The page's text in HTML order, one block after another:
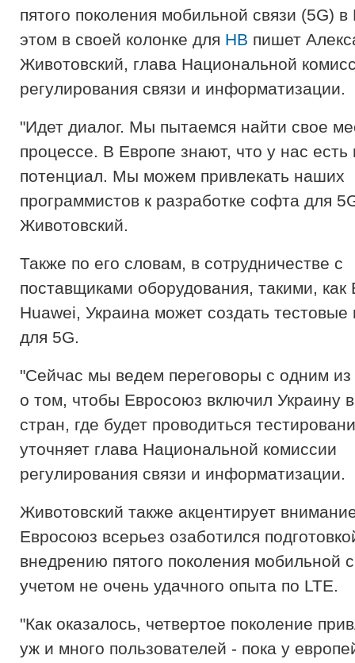
пятого поколения мобильной связи (5G)
этом в своей колонке для НВ пишет
Животовский, глава Национальной
регулирования связи и информатизации.
"Идет диалог. Мы пытаемся найти свое
процессе. В Европе знают, что у нас
потенциал. Мы можем привлекать наших
программистов к разработке софта для
Животовский.
Также по его словам, в сотрудничестве с
поставщиками оборудования, такими, как
Huawei, Украина может создать
для 5G.
"Сейчас мы ведем переговоры с одним из
о том, чтобы Евросоюз включил Украину
стран, где будет проводиться
уточняет глава Национальной комиссии
регулирования связи и информатизации.
Животовский также акцентирует
Евросоюз всерьез озаботился
внедрению пятого поколения мобильной
учетом не очень удачного опыта по LTE.
"Как оказалось, четвертое поколение
уж и много пользователей - пока у